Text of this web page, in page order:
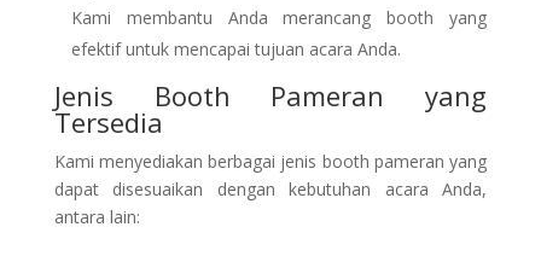
Kami membantu Anda merancang booth yang
efektif untuk mencapai tujuan acara Anda.
Jenis Booth Pameran yang
Tersedia
Kami menyediakan berbagai jenis booth pameran yang
dapat disesuaikan dengan kebutuhan acara Anda,
antara lain: